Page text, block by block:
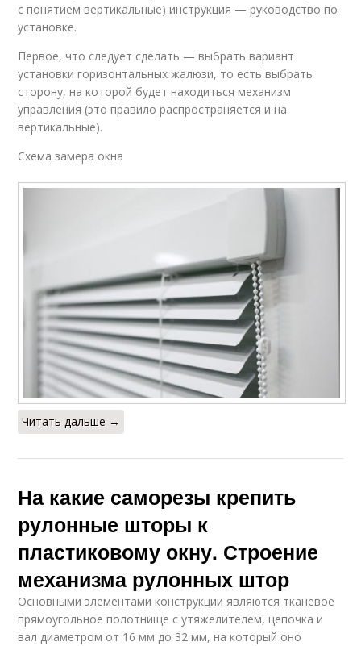
с понятием вертикальные) инструкция — руководство по
установке.
Первое, что следует сделать — выбрать вариант
установки горизонтальных жалюзи, то есть выбрать
сторону, на которой будет находиться механизм
управления (это правило распространяется и на
вертикальные).
Схема замера окна
Читать дальше →
На какие саморезы крепить
рулонные шторы к
пластиковому окну. Строение
механизма рулонных штор
Основными элементами конструкции являются тканевое
прямоугольное полотнище с утяжелителем, цепочка и
вал диаметром от 16 мм до 32 мм, на который оно